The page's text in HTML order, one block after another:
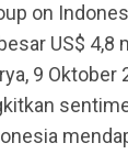
on
US$
9